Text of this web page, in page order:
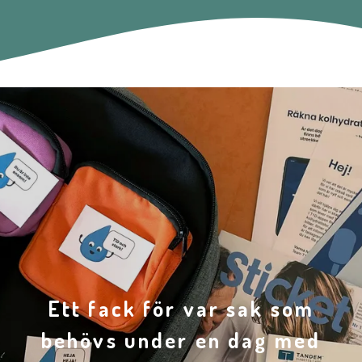
Ett fack för var sak som
behövs under en dag med